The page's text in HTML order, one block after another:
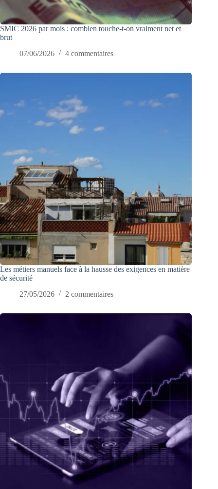
SMIC 2026 par mois : combien touche-t-on vraiment net et
brut
07/06/2026
4 commentaires
Les métiers manuels face à la hausse des exigences en matière
de sécurité
27/05/2026
2 commentaires